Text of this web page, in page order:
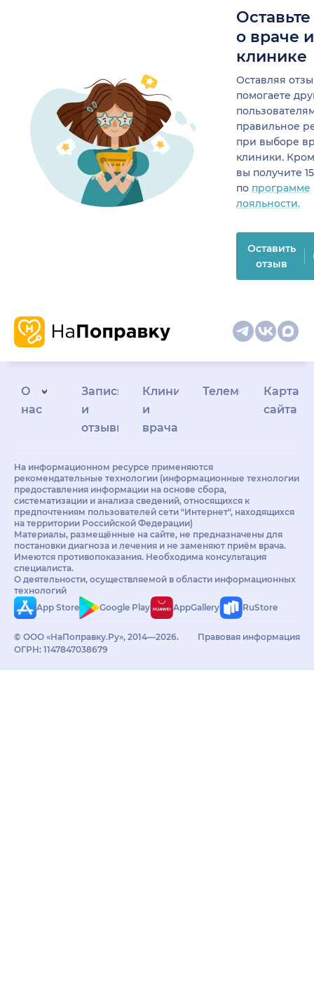
о враче
клинике
Оставляя
помогаете
правильное
при выборе
клиники.
вы получите
по программе
лояльности.
Оставить
отзыв
О
нас
Запись
и
отзывы
Клиникам
и
врачам
Телемедицина
Карта
сайта
На информационном ресурсе применяются
рекомендательные технологии (информационные технологии
предоставления информации на основе сбора,
систематизации и анализа сведений, относящихся к
предпочтениям пользователей сети "Интернет", находящихся
на территории Российской Федерации)
Материалы, размещённые на сайте, не предназначены для
постановки диагноза и лечения и не заменяют приём врача.
Имеются противопоказания. Необходима консультация
специалиста.
О деятельности, осуществляемой в области информационных
технологий
App Store
Google Play AppGallery RuStore
© ООО «НаПоправку.Ру», 2014—2026.
ОГРН: 1147847038679
Правовая информация